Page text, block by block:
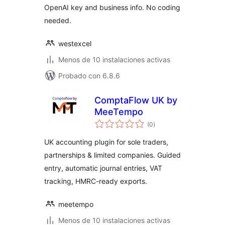
OpenAI key and business info. No coding
needed.
westexcel
Menos de 10 instalaciones activas
Probado con 6.8.6
ComptaFlow UK by
MeeTempo
(0total
de
)
UK accounting plugin for sole traders,
partnerships & limited companies. Guided
entry, automatic journal entries, VAT
tracking, HMRC-ready exports.
meetempo
Menos de 10 instalaciones activas